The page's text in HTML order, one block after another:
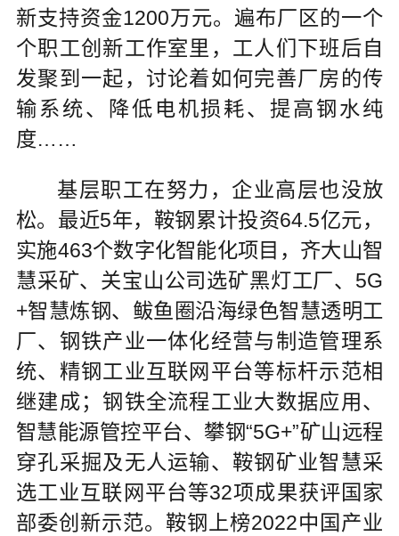
新支持资金1200万元。遍布厂区的一个
个职工创新工作室里，工人们下班后自
发聚到一起，讨论着如何完善厂房的传
输系统、降低电机损耗、提高钢水纯
度……
基层职工在努力，企业高层也没放
松。最近5年，鞍钢累计投资64.5亿元，
实施463个数字化智能化项目，齐大山智
慧采矿、关宝山公司选矿黑灯工厂、5G
+智慧炼钢、鲅鱼圈沿海绿色智慧透明工
厂、钢铁产业一体化经营与制造管理系
统、精钢工业互联网平台等标杆示范相
继建成；钢铁全流程工业大数据应用、
智慧能源管控平台、攀钢“5G+”矿山远程
穿孔采掘及无人运输、鞍钢矿业智慧采
选工业互联网平台等32项成果获评国家
部委创新示范。鞍钢上榜2022中国产业